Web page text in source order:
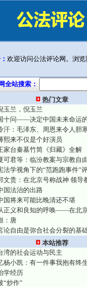
欢迎访问公法评论网。浏览
全站搜索：
热门文章
玉兰，倪玉兰
十问——决定中国未来命运
汗：毛泽东、周恩来令人胆
熙来不仅是个好演员
家台秦墓竹简《归藏》全解
可君等：临汾教案与宗教自
法学视角下的“范跑跑事件”
文贵：在北京号称战神 领导
国法治的出路
国将来可能比晚清还不堪
正义和良知的呼唤——在北
：唐
论自由是弥合社会分裂的基
本站推荐
湾的社会运动与民主
杨小凯：有一件事我抱有终
学经历
“炒作”